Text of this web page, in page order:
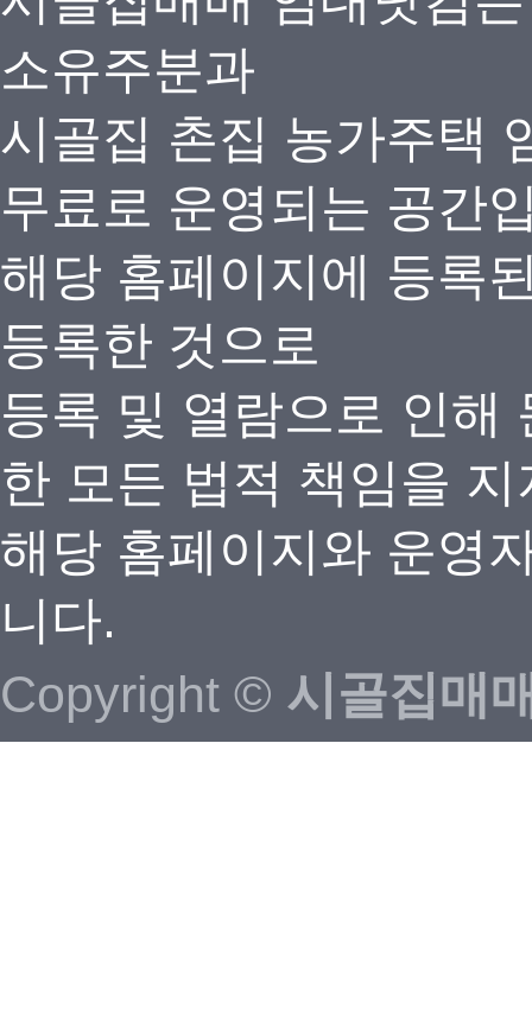
소유주분과
시골집 촌집 농가주택
무료로 운영되는 공간
해당 홈페이지에 등록
등록한 것으로
등록 및 열람으로 인해
한 모든 법적 책임을
해당 홈페이지와 운영
니다.
Copyright © 시골집매